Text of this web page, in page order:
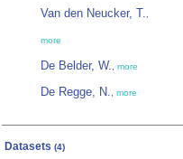
Van den Neucker, T.,
more
De Belder, W., more
De Regge, N., more
Datasets (4)